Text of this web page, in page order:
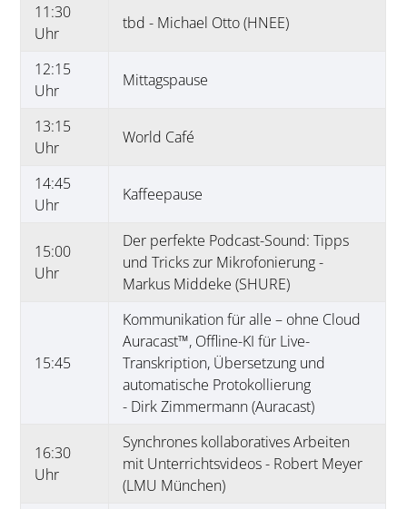
11:30
Uhr
tbd - Michael Otto (HNEE)
12:15
Uhr
Mittagspause
13:15
Uhr
World Café
14:45
Uhr
Kaffeepause
15:00
Uhr
Der perfekte Podcast-Sound: Tipps
und Tricks zur Mikrofonierung -
Markus Middeke (SHURE)
15:45
Kommunikation für alle – ohne Cloud
Auracast™, Offline-KI für Live-
Transkription, Übersetzung und
automatische Protokollierung
- Dirk Zimmermann (Auracast)
16:30
Uhr
Synchrones kollaboratives Arbeiten
mit Unterrichtsvideos - Robert Meyer
(LMU München)